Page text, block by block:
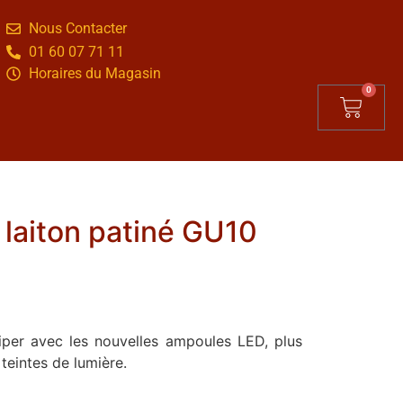
Nous Contacter
01 60 07 71 11
Horaires du Magasin
0
patiné GU10
avec les nouvelles ampoules LED, plus
de lumière.